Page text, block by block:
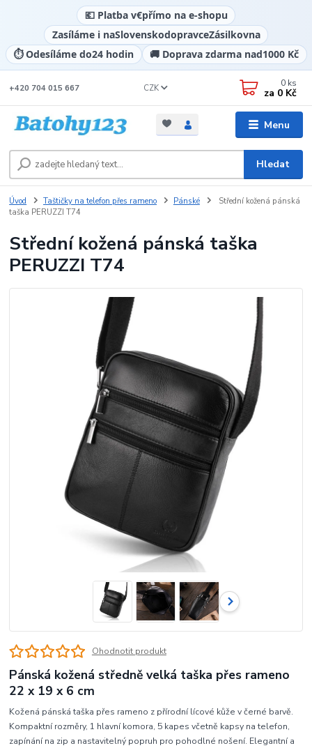
💶 Platba v€přímo na e-shopu
Zasíláme i naSlovenskodopravceZásilkovna
⏱️ Odesíláme do24 hodin 🚚 Doprava zdarma nad1000 Kč
Menu
CZK
Hledat
+420 704 015 667 0 ks
za 0 Kč
Úvod Taštičky na telefon přes rameno Pánské
Střední kožená pánská
taška PERUZZI T74
Střední kožená pánská taška
PERUZZI T74
Ohodnotit produkt
Pánská kožená středně velká taška přes rameno
22 x 19 x 6 cm
Kožená pánská taška přes rameno z přírodní lícové kůže v černé barvě.
Kompaktní rozměry, 1 hlavní komora, 5 kapes včetně kapsy na telefon,
zapínání na zip a nastavitelný popruh pro pohodlné nošení. Elegantní a